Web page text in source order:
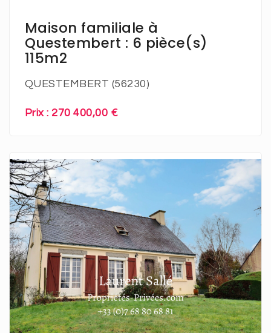
Maison familiale à
Questembert : 6 pièce(s)
115m2
QUESTEMBERT (56230)
Prix : 270 400,00 €
En savoir plus